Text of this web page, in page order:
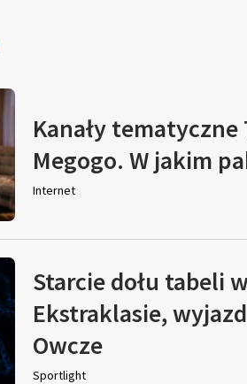
Kanały tematyczne
Megogo. W jakim
Internet
Starcie dołu tabeli
Ekstraklasie,
Owcze
Sportlight